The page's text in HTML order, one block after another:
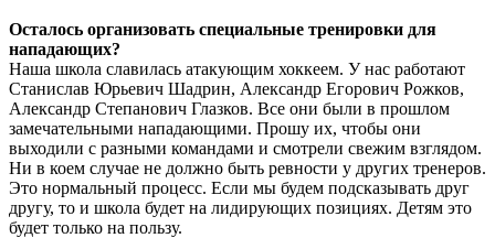
Осталось организовать специальные тренировки для
нападающих?
Наша школа славилась атакующим хоккеем. У нас работают
Станислав Юрьевич Шадрин, Александр Егорович Рожков,
Александр Степанович Глазков. Все они были в прошлом
замечательными нападающими. Прошу их, чтобы они
выходили с разными командами и смотрели свежим взглядом.
Ни в коем случае не должно быть ревности у других тренеров.
Это нормальный процесс. Если мы будем подсказывать друг
другу, то и школа будет на лидирующих позициях. Детям это
будет только на пользу.